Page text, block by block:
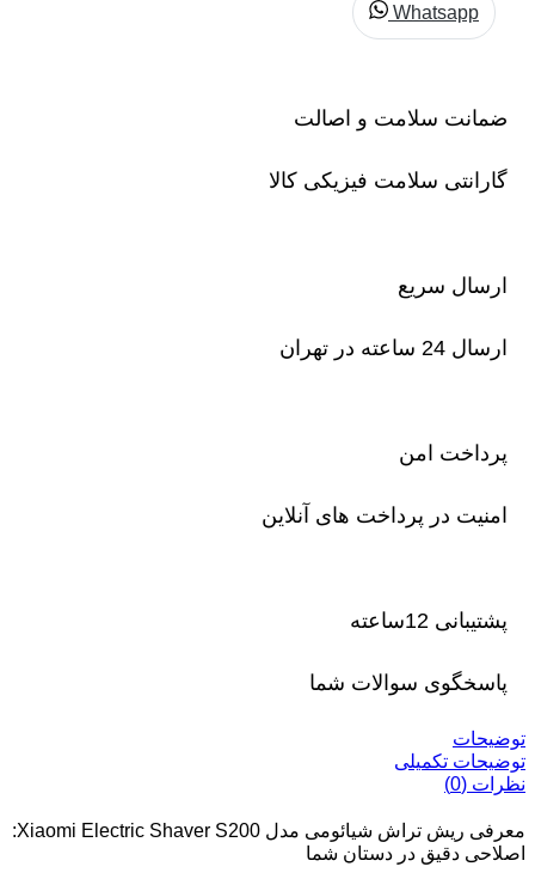
Whatsapp
ضمانت سلامت و اصالت
گارانتی سلامت فیزیکی کالا
ارسال سریع
ارسال 24 ساعته در تهران
پرداخت امن
امنیت در پرداخت های آنلاین
پشتیبانی 12ساعته
پاسخگوی سوالات شما
توضیحات
توضیحات تکمیلی
نظرات (0)
معرفی ریش تراش شیائومی مدل Xiaomi Electric Shaver S200:
اصلاحی دقیق در دستان شما